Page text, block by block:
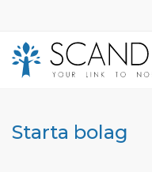
Starta bolag